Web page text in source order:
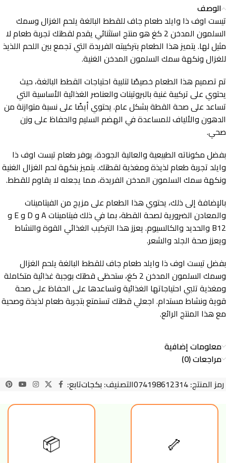
الوصف
تيست اوف ذا وايلد طعام جاف للقطط البالغة يلحم الغزال وسمك
السلمون المدخن 2 كغ هو منتج استثنائي يقدم لقطتك تجربة طعام لا
مثيل لها. يتميز هذا الطعام بتركيبته الفريدة التي تجمع بين اللحم اللذيذ
للغزال ونكهة سمك السلمون المدخن الغنية.
تم تصميم هذا الطعام خصيصًا لتلبية احتياجات القطط البالغة، حيث
يحتوي على تركيبة غنية بالبروتينات والعناصر الغذائية الأساسية التي
تساعد على صحة القطة بشكل عام. يحتوي أيضًا على نسبة متوازنة من
الدهون والألياف للمساعدة في الهضم السليم والحفاظ على وزن
صحي.
بفضل مكوناته الطبيعية والعالية الجودة، يوفر طعام تيست اوف ذا
وايلد تجربة طعام لذيذة ومغذية لقطتك. يتميز بنكهة لحم الغزال الغنية
ونكهة سمك السلمون المدخن الفريدة، مما يجعله لا يقاوم للقطط.
بالإضافة إلى ذلك، يحتوي هذا الطعام على مزيج من الفيتامينات
والمعادن الضرورية لصحة القطة، بما في ذلك فيتامينات A و D و E و
B12 والحديد والكالسيوم. يعزز هذا التركيب الغذائي القوة والنشاط
ويعزز صحة الجلد والشعر.
بفضل تيست اوف ذا وايلد طعام جاف للقطط البالغة يلحم الغزال
وسمك السلمون المدخن 2 كغ، ستحظى قطتك بوجبة غذائية متكاملة
ومغذية تلبي احتياجاتها الغذائية وتساعدها على الحفاظ على صحة
قوية ونشاط مستدام. اجعلي قطتك تستمتع بتجربة طعام لذيذة وصحية
مع هذا المنتج الرائع.
معلومات إضافية
مراجعات (0)
رمز المنتج:074198612314التصنيف: بكجاتتابع:
🦴
📦